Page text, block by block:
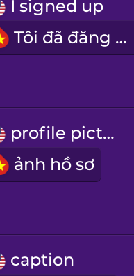
I signed up
Tôi đã đăng ký
profile picture
ảnh hồ sơ
caption